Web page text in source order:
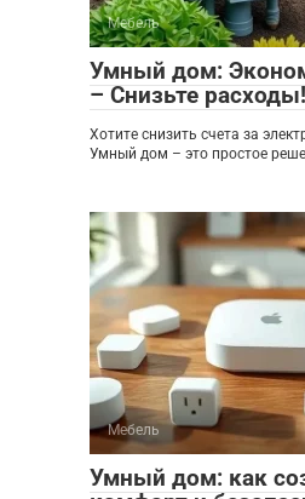
Мебель
Умный дом:
– Снизьте расходы!
Хотите снизить счета за
Умный дом – это простое
Мебель
Умный дом: как